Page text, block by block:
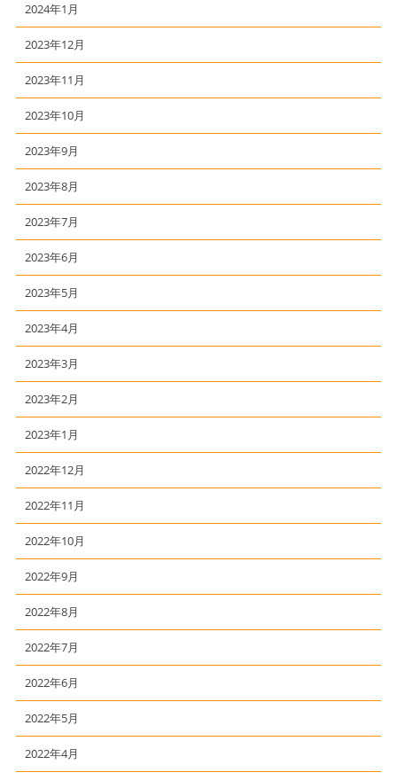
2024年1月
2023年12月
2023年11月
2023年10月
2023年9月
2023年8月
2023年7月
2023年6月
2023年5月
2023年4月
2023年3月
2023年2月
2023年1月
2022年12月
2022年11月
2022年10月
2022年9月
2022年8月
2022年7月
2022年6月
2022年5月
2022年4月